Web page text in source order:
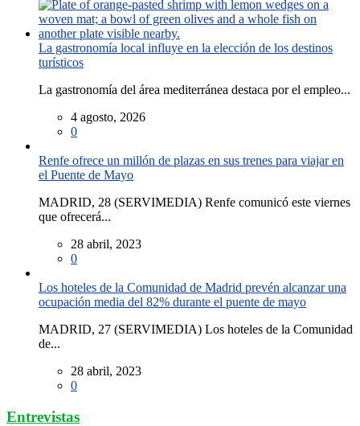
La gastronomía local influye en la elección de los destinos
turísticos
La gastronomía del área mediterránea destaca por el empleo...
4 agosto, 2026
0
Renfe ofrece un millón de plazas en sus trenes para viajar en
el Puente de Mayo
MADRID, 28 (SERVIMEDIA) Renfe comunicó este viernes
que ofrecerá...
28 abril, 2023
0
Los hoteles de la Comunidad de Madrid prevén alcanzar una
ocupación media del 82% durante el puente de mayo
MADRID, 27 (SERVIMEDIA) Los hoteles de la Comunidad
de...
28 abril, 2023
0
Entrevistas